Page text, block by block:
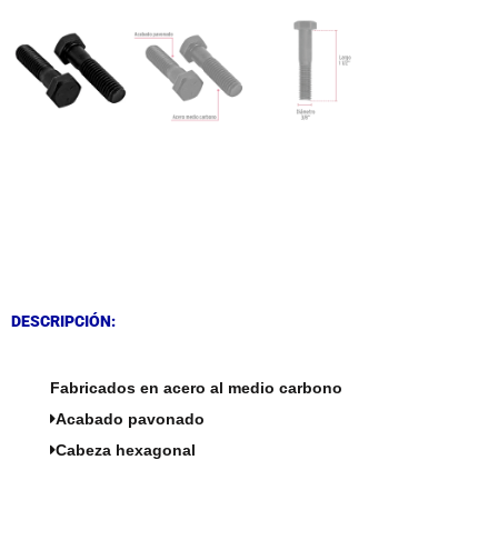
DESCRIPCIÓN:
Fabricados en acero al medio carbono
Acabado pavonado
Cabeza hexagonal